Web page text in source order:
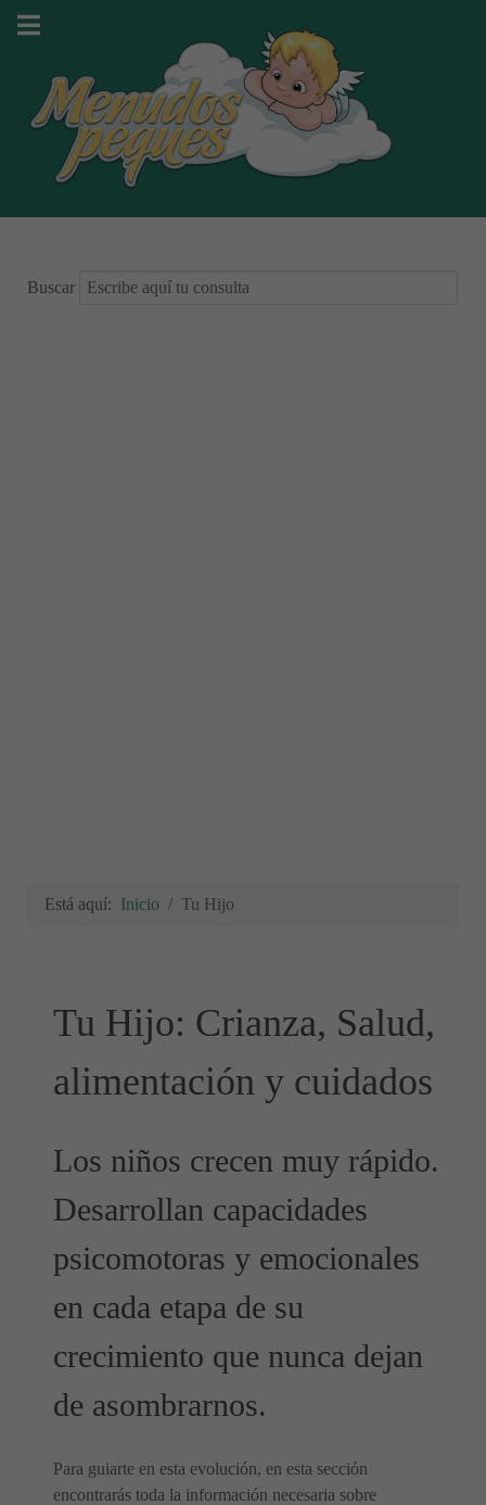
Buscar
Está aquí: Inicio Tu Hijo
Tu Hijo: Crianza, Salud,
alimentación y cuidados
Los niños crecen muy rápido.
Desarrollan capacidades
psicomotoras y emocionales
en cada etapa de su
crecimiento que nunca dejan
de asombrarnos.
Para guiarte en esta evolución, en esta sección
encontrarás toda la información necesaria sobre